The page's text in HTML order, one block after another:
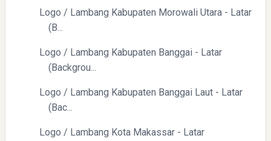
Logo / Lambang Kabupaten Morowali Utara - Latar
(B...
Logo / Lambang Kabupaten Banggai - Latar
(Backgrou...
Logo / Lambang Kabupaten Banggai Laut - Latar
(Bac...
Logo / Lambang Kota Makassar - Latar